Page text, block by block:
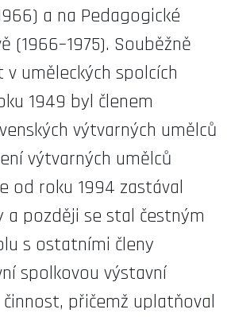
a na Pedagogické
(1966–1975). Souběžně
uměleckých spolcích
1949 byl členem
výtvarných umělců
výtvarných umělců
od roku 1994 zastával
a později se stal čestným
s ostatními členy
spolkovou výstavní
přičemž uplatňoval